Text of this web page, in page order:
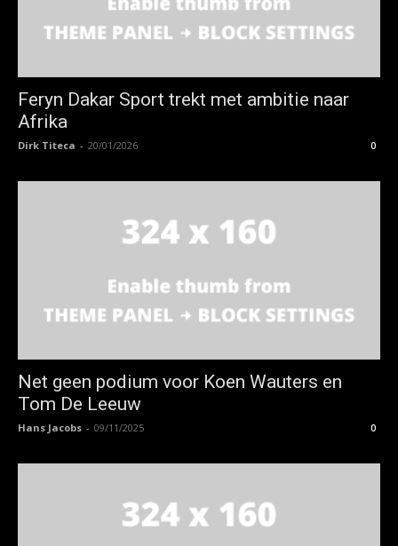
Feryn Dakar Sport trekt met ambitie naar
Afrika
Dirk Titeca - 20/01/2026 0
Net geen podium voor Koen Wauters en
Tom De Leeuw
Hans Jacobs - 09/11/2025 0